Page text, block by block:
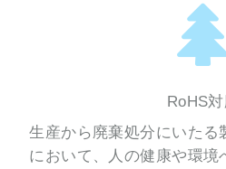
RoHS
生産から廃棄処分にいたる
において、人の健康や環境